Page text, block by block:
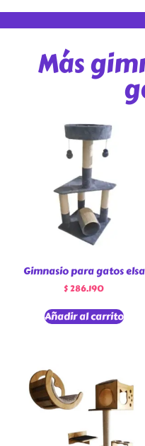
Más
Gimnasio para gatos elsa
$286.190
Añadir al carrito